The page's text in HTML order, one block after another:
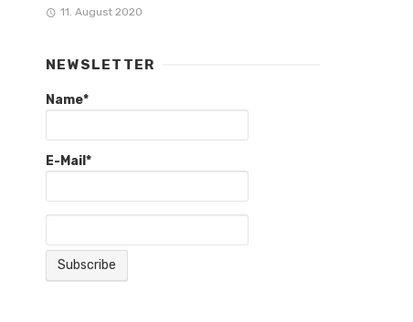
11. August 2020
NEWSLETTER
Name*
E-Mail*